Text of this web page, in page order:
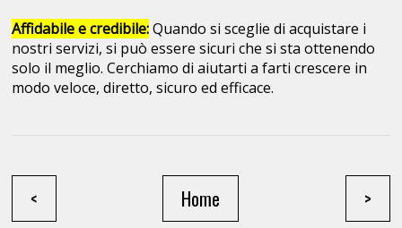
Affidabile e credibile:Quando si sceglie di acquistare i
nostri servizi, si può essere sicuri che si sta ottenendo
solo il meglio. Cerchiamo di aiutarti a farti crescere in
modo veloce, diretto, sicuro ed efficace.
< >
Home